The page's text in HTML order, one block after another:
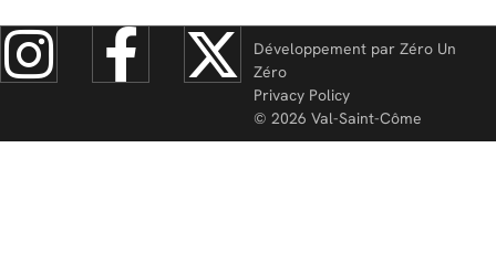
Développement par Zéro Un
Zéro
Privacy Policy
© 2026 Val-Saint-Côme